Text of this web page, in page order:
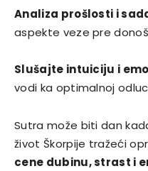
Analiza prošlosti i
aspekte veze pre
Slušajte intuiciju i
vodi ka optimalnoj
Sutra može biti dan
život Škorpije tražeći
cene dubinu, strast i